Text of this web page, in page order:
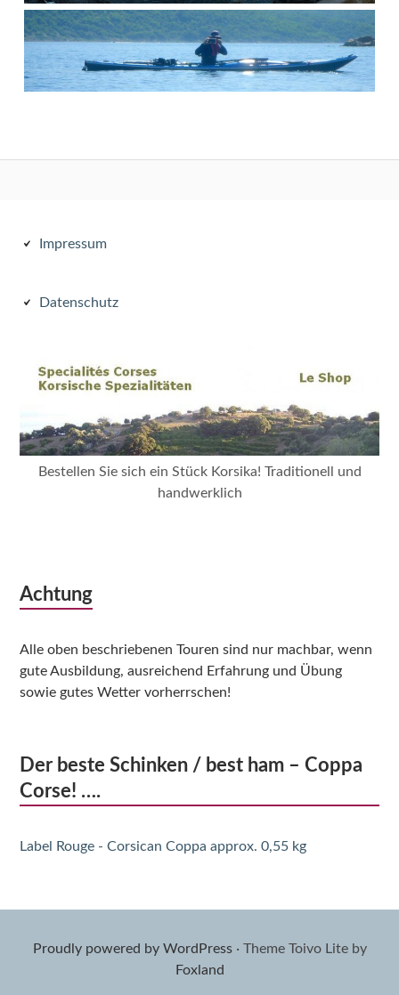
Subsidiary
Impressum
Datenschutz
Bestellen Sie sich ein Stück Korsika! Traditionell und
handwerklich
Achtung
Alle oben beschriebenen Touren sind nur machbar, wenn
gute Ausbildung, ausreichend Erfahrung und Übung
sowie gutes Wetter vorherrschen!
Der beste Schinken / best ham – Coppa
Corse! ….
Label Rouge - Corsican Coppa approx. 0,55 kg
Proudly powered by WordPress · Theme Toivo Lite by
Foxland